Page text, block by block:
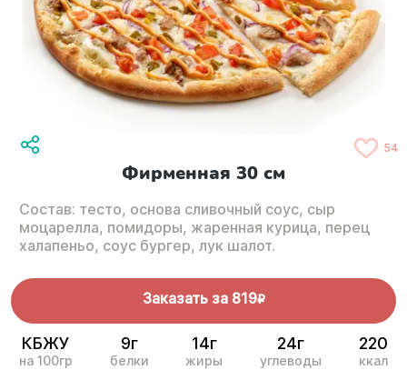
54
Фирменная 30 см
Состав: тесто, основа сливочный соус, сыр
моцарелла, помидоры, жаренная курица, перец
халапеньо, соус бургер, лук шалот.
Заказать за 819R
КБЖУ
на 100гр
9г
белки
14г
жиры
24г
углеводы
220
ккал